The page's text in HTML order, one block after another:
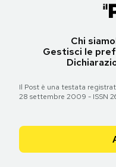
Chi siamo
Gestisci le
Il Post è una testata
28 settembre 2009 - ISSN